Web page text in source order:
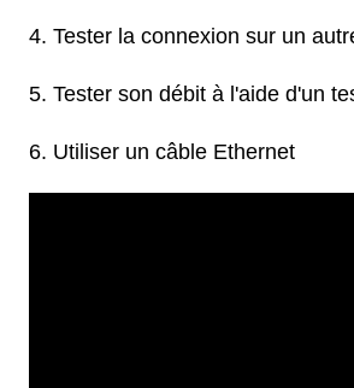
Tester la connexion sur un
Tester son débit à l'aide d'un
Utiliser un câble Ethernet